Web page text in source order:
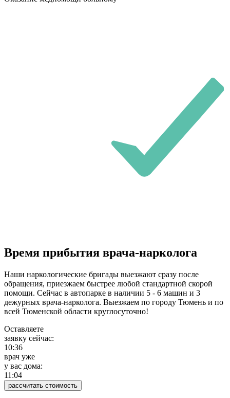
Время прибытия врача-нарколога
Наши наркологические бригады выезжают сразу после
обращения, приезжаем быстрее любой стандартной скорой
помощи. Сейчас в автопарке в наличии 5 - 6 машин и 3
дежурных врача-нарколога. Выезжаем по городу Тюмень и по
всей Тюменской области круглосуточно!
Оставляете
заявку сейчас:
10:36
врач уже
у вас дома:
11:04
рассчитать стоимость